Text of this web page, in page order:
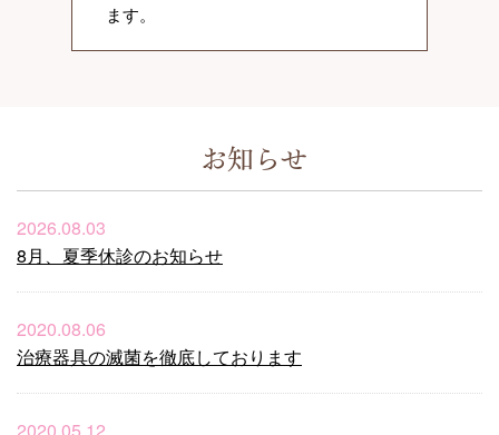
ます。
お知らせ
2026.08.03
8月、夏季休診のお知らせ
2020.08.06
治療器具の滅菌を徹底しております
2020.05.12